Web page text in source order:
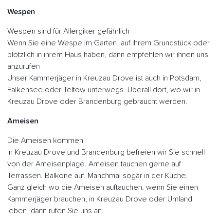
Wespen
Wespen sind für Allergiker gefährlich
Wenn Sie eine Wespe im Garten, auf ihrem Grundstück oder
plötzlich in ihrem Haus haben, dann empfehlen wir ihnen uns
anzurufen
Unser Kammerjäger in Kreuzau Drove ist auch in Potsdam,
Falkensee oder Teltow unterwegs. Überall dort, wo wir in
Kreuzau Drove oder Brandenburg gebraucht werden.
Ameisen
Die Ameisen kommen
In Kreuzau Drove und Brandenburg befreien wir Sie schnell
von der Ameisenplage. Ameisen tauchen gerne auf
Terrassen. Balkone auf. Manchmal sogar in der Küche.
Ganz gleich wo die Ameisen auftauchen. wenn Sie einen
Kammerjäger brauchen, in Kreuzau Drove oder Umland
leben, dann rufen Sie uns an.